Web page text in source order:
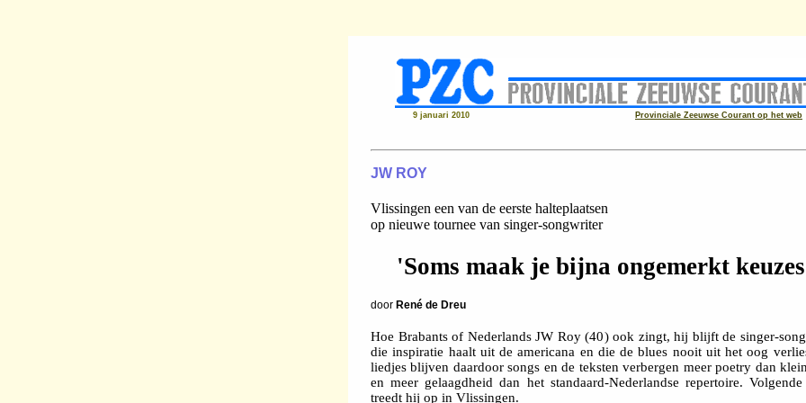
9 januari 2010 Provinciale Zeeuwse Courant op het web
JW ROY
Vlissingen een van de eerste halteplaatsen
op nieuwe tournee van singer-songwriter
'Soms maak je bijna ongemerkt
door René de Dreu
Hoe Brabants of Nederlands JW Roy (40) ook zingt, hij blijft de singer-
die inspiratie haalt uit de americana en die de blues nooit uit het oog
liedjes blijven daardoor songs en de teksten verbergen meer poetry dan
en meer gelaagdheid dan het standaard-Nederlandse repertoire.
treedt hij op in Vlissingen.